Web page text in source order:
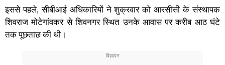
इससे पहले, सीबीआई अधिकारियों ने शुक्रवार को आरसीसी के संस्थापक
शिवराज मोटेगांवकर से शिवनगर स्थित उनके आवास पर करीब आठ घंटे
तक पूछताछ की थी।